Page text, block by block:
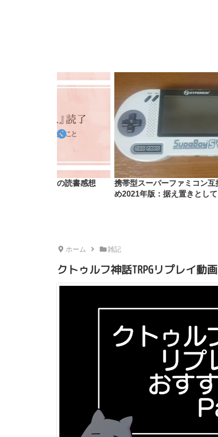
恋人』の読書感想
携帯型スーパーファミコン互換機お
め2021年版：据え置きとしても使え
ホーム 雑記
クトゥルフ神話TRPGリプレイ動